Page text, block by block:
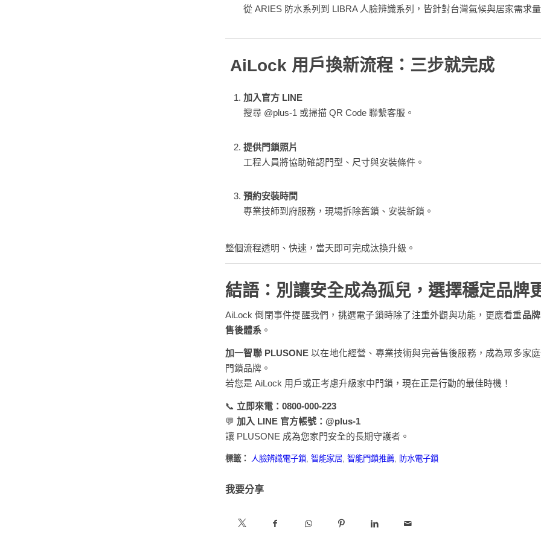
從 ARIES 防水系列到 LIBRA 人臉辨識系列，皆針對台灣氣候與居家需求量
AiLock 用戶換新流程：三步就完成
加入官方 LINE
搜尋 @plus-1 或掃描 QR Code 聯繫客服。
提供門鎖照片
工程人員將協助確認門型、尺寸與安裝條件。
預約安裝時間
專業技師到府服務，現場拆除舊鎖、安裝新鎖。
整個流程透明、快速，當天即可完成汰換升級。
結語：別讓安全成為孤兒，選擇穩定品牌
AiLock 倒閉事件提醒我們，挑選電子鎖時除了注重外觀與功能，更應看重品
售後體系 。
加一智聯 PLUSONE 以在地化經營、專業技術與完善售後服務，成為眾多家
門鎖品牌。
若您是 AiLock 用戶或正考慮升級家中門鎖，現在正是行動的最佳時機！
📞 立即來電：0800-000-223
💬 加入 LINE 官方帳號： @plus-1
讓 PLUSONE 成為您家門安全的長期守護者。
標籤： 人臉辨識電子鎖, 智能家居, 智能門鎖推薦, 防水電子鎖
我要分享